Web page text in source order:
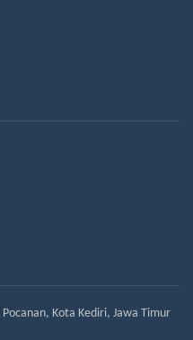
Kota Kediri, Jawa Timur